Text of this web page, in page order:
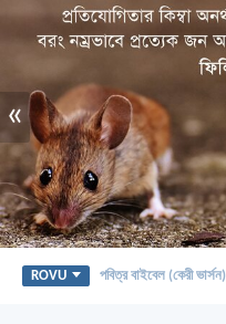
«
ROVU পবিত্র বাইবেল (কেরী ভার্সন)